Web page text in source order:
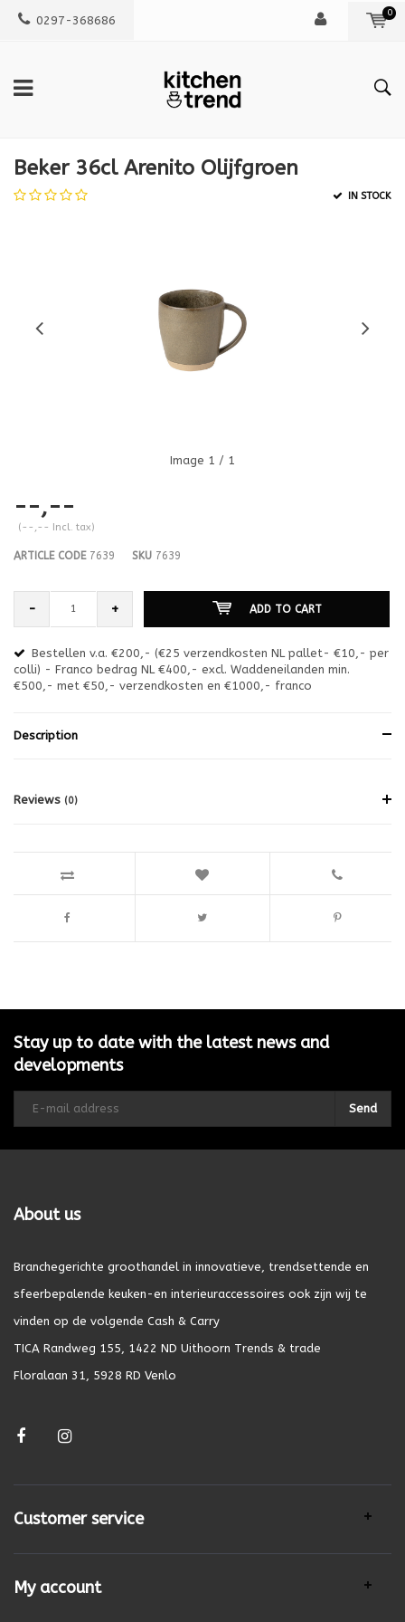
0297-368686
0
Beker 36cl Arenito Olijfgroen
IN STOCK
Image 1 / 1
--,--
(--,-- Incl. tax)
ARTICLE CODE7639 SKU 7639
- + ADD TO CART
Bestellen v.a. €200,- (€25 verzendkosten NL pallet- €10,- per
colli) - Franco bedrag NL €400,- excl. Waddeneilanden min.
€500,- met €50,- verzendkosten en €1000,- franco
Description
Reviews (0)
Stay up to date with the latest news and
developments
Send
About us
Branchegerichte groothandel in innovatieve, trendsettende en
sfeerbepalende keuken-en interieuraccessoires ook zijn wij te
vinden op de volgende Cash & Carry
TICA Randweg 155, 1422 ND Uithoorn Trends & trade
Floralaan 31, 5928 RD Venlo
Customer service
My account